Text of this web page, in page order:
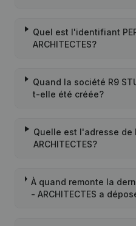
Quel est l'identifiant
ARCHITECTES?
Quand la société R9
t-elle été créée?
Quelle est l'adresse de
ARCHITECTES?
À quand remonte la
- ARCHITECTES a